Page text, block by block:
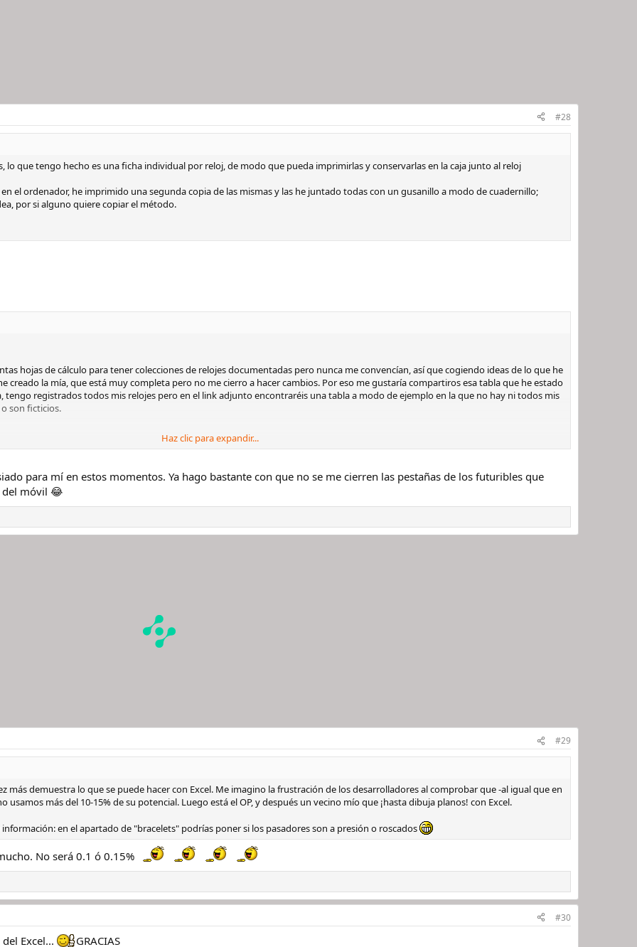
#28
lo que tengo hecho es una ficha individual por reloj, de modo que pueda imprimirlas y conservarlas en la caja junto al reloj
el ordenador, he imprimido una segunda copia de las mismas y las he juntado todas con un gusanillo a modo de cuadernillo;
por si alguno quiere copiar el método.
hojas de cálculo para tener colecciones de relojes documentadas pero nunca me convencían, así que cogiendo ideas de lo que he
creado la mía, que está muy completa pero no me cierro a hacer cambios. Por eso me gustaría compartiros esa tabla que he estado
tengo registrados todos mis relojes pero en el link adjunto encontraréis una tabla a modo de ejemplo en la que no hay ni todos mis
son ficticios.
o "ok", se aplicará una X o un tic para indicar si todas las celdas o toda la información posible ha sido añadida.
de la marca, aparecerá su logo en la celda contigua (los logos deben están previamente cargados en un Google Drive).
a la que pertenece.
y la localidad en donde se compró.
estético y agradable a la vista, he añadido una automatización. Consiste en poner la localidad y país "Barcelona (ESP) con una
pequeña. Se hace automáticamente al escribir una coma "," después de la tienda. E.G. Joyería Jesús, Sevilla (ESP) - "Sevilla (ESP)"
que "Store" de "PURCHASE (NEW)".
recomendado por el fabricante.
que se ha pagado al adquirirlo.
diámetro.
grosor.
de la correa entre asas.
la resistencia al agua.
la cantidad de metros, sin añadir "m" ni nada, te hace la conversión a pies y bares y esos los coloca en una segunda línea con un
menor. Es un funcionamiento similar a la celda de "Store" pero sin la coma. Si al añadir los metros, no se hace la conversión, esa se
de la caja.
del bisel y, en caso de bisel direccional, se escriben los clicks.
estético, he añadido una automatización. Consiste en escribir simplemente el material seguido del número de clicks, sin nada
Haz clic para expandir...
para mí en estos momentos. Ya hago bastante con que no se me cierren las pestañas de los futuribles que
del móvil 😂
#29
más demuestra lo que se puede hacer con Excel. Me imagino la frustración de los desarrolladores al comprobar que -al igual que en
usamos más del 10-15% de su potencial. Luego está el OP, y después un vecino mío que ¡hasta dibuja planos! con Excel.
en el apartado de "bracelets" podrías poner si los pasadores son a presión o roscados
No será 0.1 ó 0.15%
#30
Excel... GRACIAS